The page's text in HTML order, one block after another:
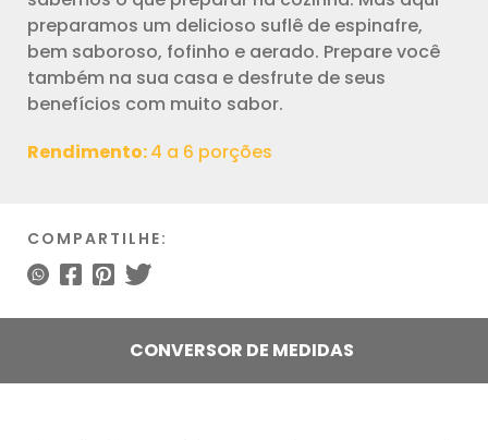
preparamos um delicioso suflê de espinafre,
bem saboroso, fofinho e aerado. Prepare você
também na sua casa e desfrute de seus
benefícios com muito sabor.
Rendimento:4 a 6 porções
COMPARTILHE:
CONVERSOR DE MEDIDAS